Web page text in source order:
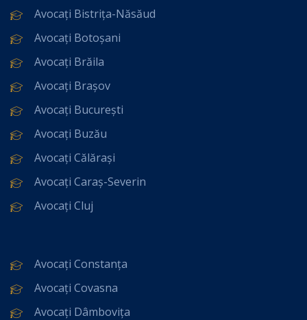
Avocați Bistrița-Năsăud
Avocați Botoșani
Avocați Brăila
Avocați Brașov
Avocați București
Avocați Buzău
Avocați Călărași
Avocați Caraș-Severin
Avocați Cluj
Avocați Constanța
Avocați Covasna
Avocați Dâmbovița